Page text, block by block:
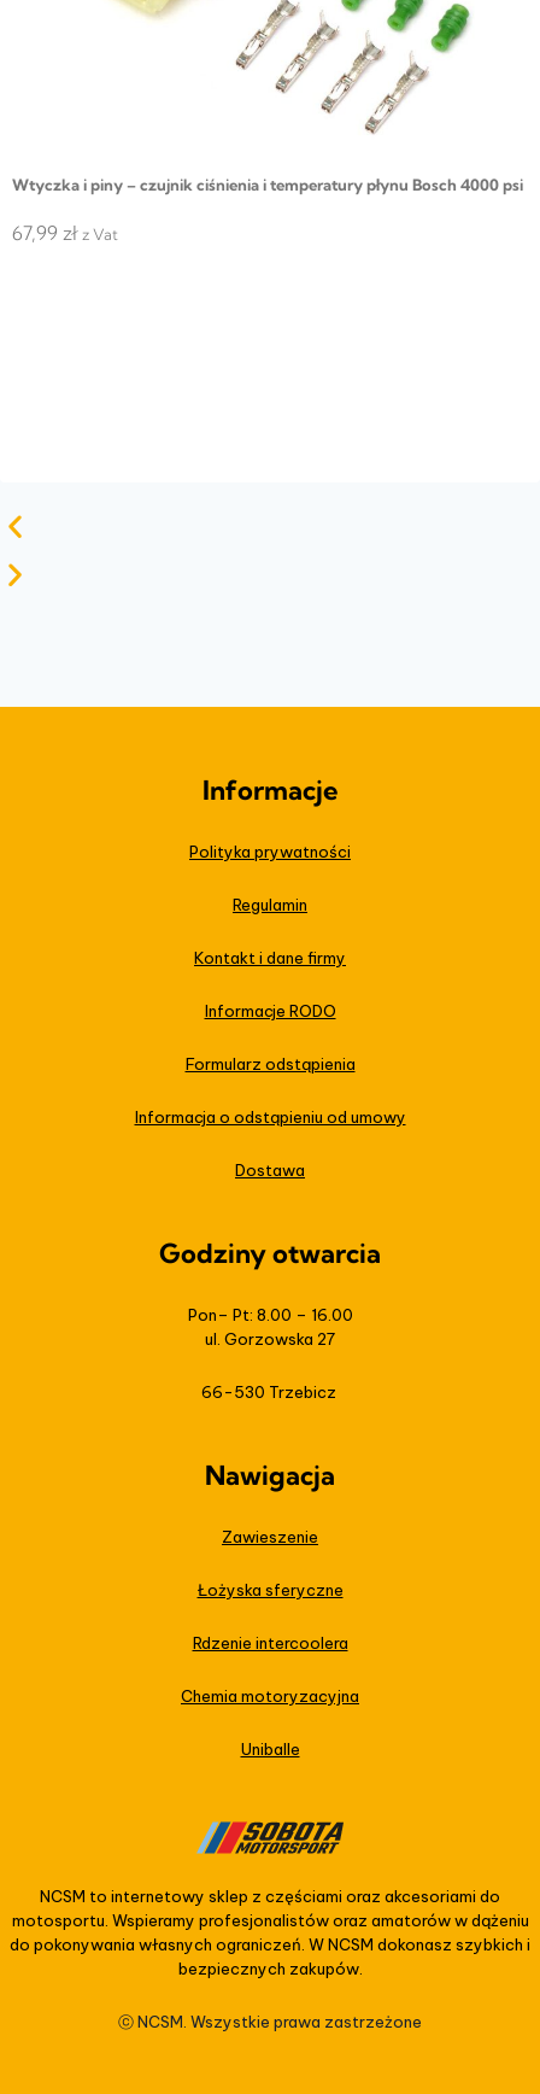
Wtyczka i piny – czujnik ciśnienia i temperatury płynu Bosch 4000 psi
67,99 zł z Vat
Informacje
Polityka prywatności
Regulamin
Kontakt i dane firmy
Informacje RODO
Formularz odstąpienia
Informacja o odstąpieniu od umowy
Dostawa
Godziny otwarcia
Pon– Pt: 8.00 – 16.00
ul. Gorzowska 27
66-530 Trzebicz
Nawigacja
Zawieszenie
Łożyska sferyczne
Rdzenie intercoolera
Chemia motoryzacyjna
Uniballe
NCSM to internetowy sklep z częściami oraz akcesoriami do
motosportu. Wspieramy profesjonalistów oraz amatorów w dążeniu
do pokonywania własnych ograniczeń. W NCSM dokonasz szybkich i
bezpiecznych zakupów.
ⓒ NCSM. Wszystkie prawa zastrzeżone